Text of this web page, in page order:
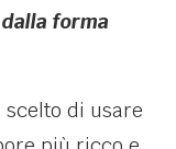
forma
di usare